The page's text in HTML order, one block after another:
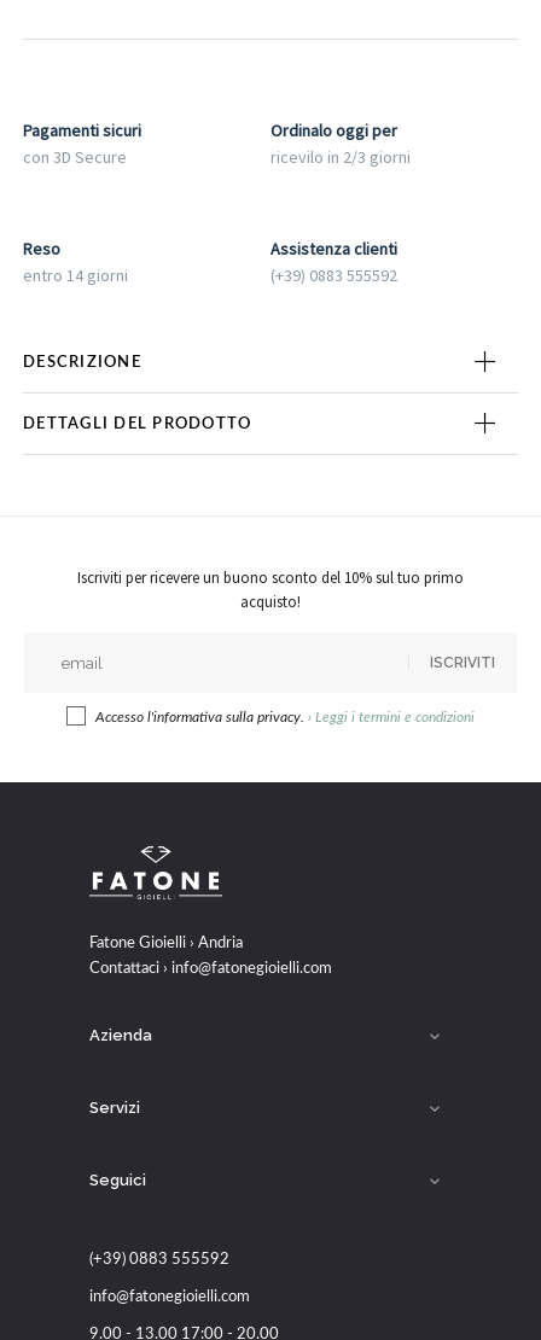
Pagamenti sicuri
con 3D Secure
Ordinalo oggi per
ricevilo in 2/3 giorni
Reso
entro 14 giorni
Assistenza clienti
(+39) 0883 555592
DESCRIZIONE
DETTAGLI DEL PRODOTTO
Iscriviti per ricevere un buono sconto del 10% sul tuo primo
acquisto!
ISCRIVITI
Accesso l'informativa sulla privacy. › Leggi i termini e condizioni
Fatone Gioielli › Andria
Contattaci › info@fatonegioielli.com
Azienda 
Servizi 
Seguici 
(+39) 0883 555592
info@fatonegioielli.com
9.00 - 13.00 17:00 - 20.00